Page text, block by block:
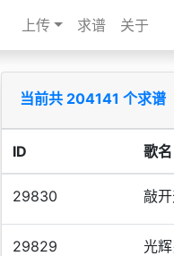
上传 求谱 关于
当前共 204141 个求谱
ID 歌名
29830 敲
29829 光辉